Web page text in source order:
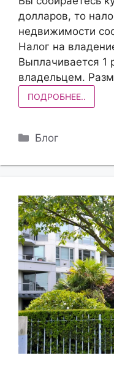
долларов, то
недвижимости
Налог на
Выплачивается 1
владельцем.
ПОДРОБНЕЕ..
Рубрики
Блог